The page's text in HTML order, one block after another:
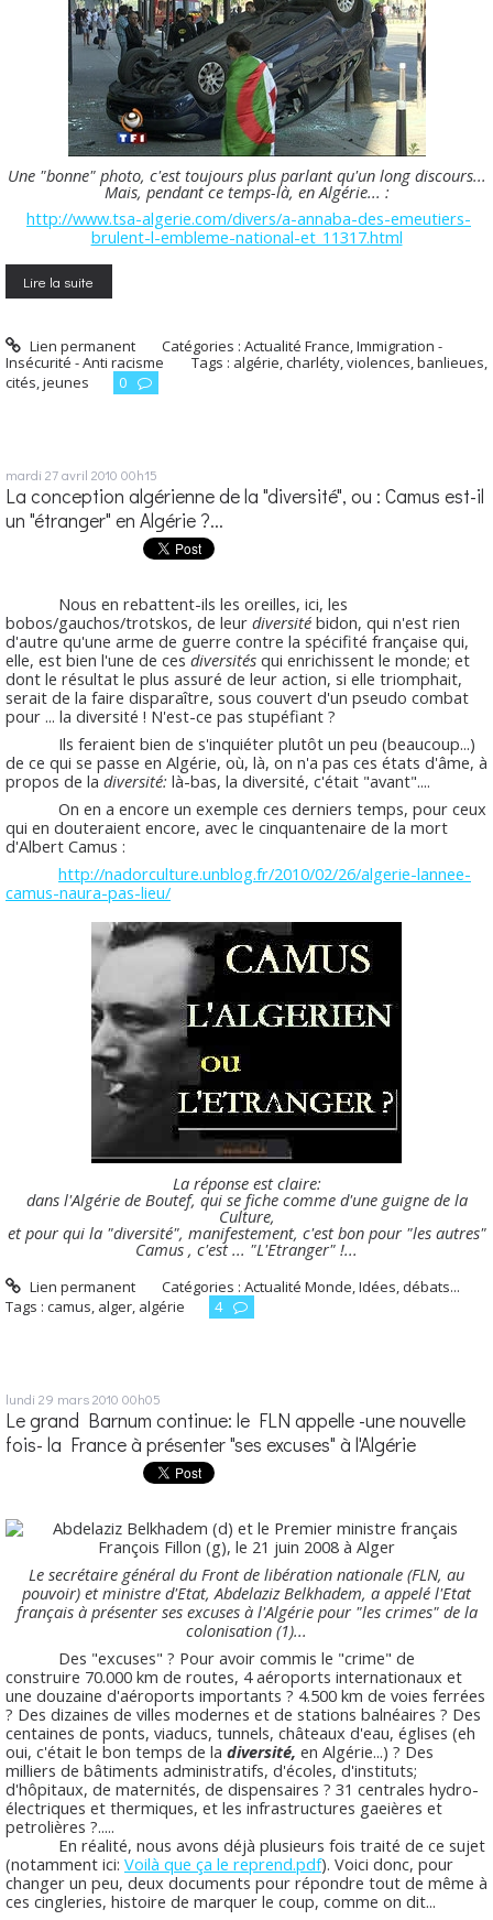
Une "bonne" photo, c'est toujours plus parlant qu'un long discours...
Mais, pendant ce temps-là, en Algérie... :
http://www.tsa-algerie.com/divers/a-annaba-des-emeutiers-
brulent-l-embleme-national-et_11317.html
Lire la suite
Lien permanent Catégories :Actualité France,Immigration -
Insécurité - Anti racisme
Tags : algérie,charléty,violences,banlieues,
cités,jeunes 0
mardi 27avril 2010 00h15
La conception algérienne de la "diversité", ou : Camus est-il
un "étranger" en Algérie ?...
Nous en rebattent-ils les oreilles, ici, les
bobos/gauchos/trotskos, de leur diversité bidon, qui n'est rien
d'autre qu'une arme de guerre contre la spécifité française qui,
elle, est bien l'une de cesdiversités qui enrichissent le monde; et
dont le résultat le plus assuré de leur action, si elle triomphait,
serait de la faire disparaître, sous couvert d'un pseudo combat
pour ... la diversité ! N'est-ce pas stupéfiant ?
Ils feraient bien de s'inquiéter plutôt un peu (beaucoup...)
de ce qui se passe en Algérie, où, là, on n'a pas ces états d'âme, à
propos de la diversité: là-bas, la diversité, c'était "avant"....
On en a encore un exemple ces derniers temps, pour ceux
qui en douteraient encore, avec le cinquantenaire de la mort
d'Albert Camus :
http://nadorculture.unblog.fr/2010/02/26/algerie-lannee-
camus-naura-pas-lieu/
La réponse est claire:
dans l'Algérie de Boutef, qui se fiche comme d'une guigne de la
Culture,
et pour qui la "diversité", manifestement, c'est bon pour "les autres"
Camus , c'est ... "L'Etranger" !...
Lien permanent Catégories :Actualité Monde,Idées, débats...
Tags : camus, alger, algérie 4
lundi 29 mars 2010 00h05
Le grand Barnum continue: le FLN appelle -une nouvelle
fois- la France à présenter "ses excuses" à l'Algérie
Le secrétaire général du Front de libération nationale (FLN, au
pouvoir) et ministre d'Etat, Abdelaziz Belkhadem, a appelé l'Etat
français à présenter ses excuses à l'Algérie pour "les crimes" de la
colonisation (1)...
Des "excuses" ? Pour avoir commis le "crime" de
construire 70.000 km de routes, 4 aéroports internationaux et
une douzaine d'aéroports importants ? 4.500 km de voies ferrées
? Des dizaines de villes modernes et de stations balnéaires ? Des
centaines de ponts, viaducs, tunnels, châteaux d'eau, églises (eh
oui, c'était le bon temps de la diversité, en Algérie...) ? Des
milliers de bâtiments administratifs, d'écoles, d'instituts;
d'hôpitaux, de maternités, de dispensaires ? 31 centrales hydro-
électriques et thermiques, et les infrastructures gaeières et
petrolières ?.....
En réalité, nous avons déjà plusieurs fois traité de ce sujet
(notamment ici: Voilà que ça le reprend.pdf). Voici donc, pour
changer un peu, deux documents pour répondre tout de même à
ces cingleries, histoire de marquer le coup, comme on dit...